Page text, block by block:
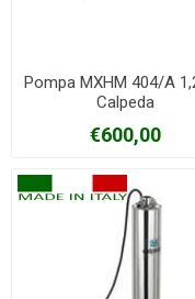
Pompa MXHM 404/A
Calpeda
€600,00